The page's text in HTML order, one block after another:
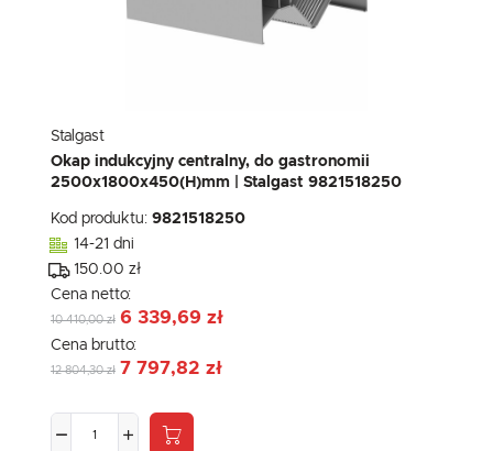
Stalgast
Okap indukcyjny centralny, do gastronomii
2500x1800x450(H)mm | Stalgast 9821518250
Kod produktu: 9821518250
14-21 dni
150.00 zł
Cena netto:
10 410,00 zł 6 339,69 zł
Cena brutto:
12 804,30 zł 7 797,82 zł